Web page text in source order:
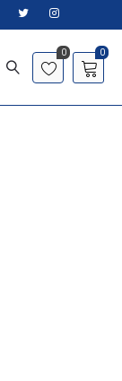
0
0